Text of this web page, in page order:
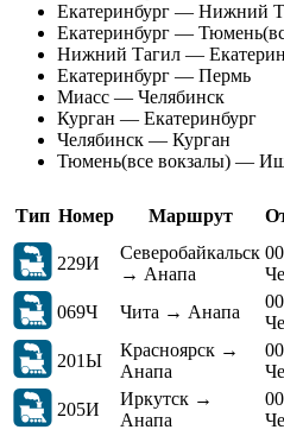
Екатеринбург — Нижний
Екатеринбург —
Нижний Тагил —
Екатеринбург — Пермь
Миасс — Челябинск
Курган — Екатеринбург
Челябинск — Курган
Тюмень(все вокзалы) —
Тип Номер Маршрут
229И
Северобайкальск
→ Анапа
069Ч
Чита → Анапа
201Ы
Красноярск →
Анапа
205И
Иркутск →
Анапа